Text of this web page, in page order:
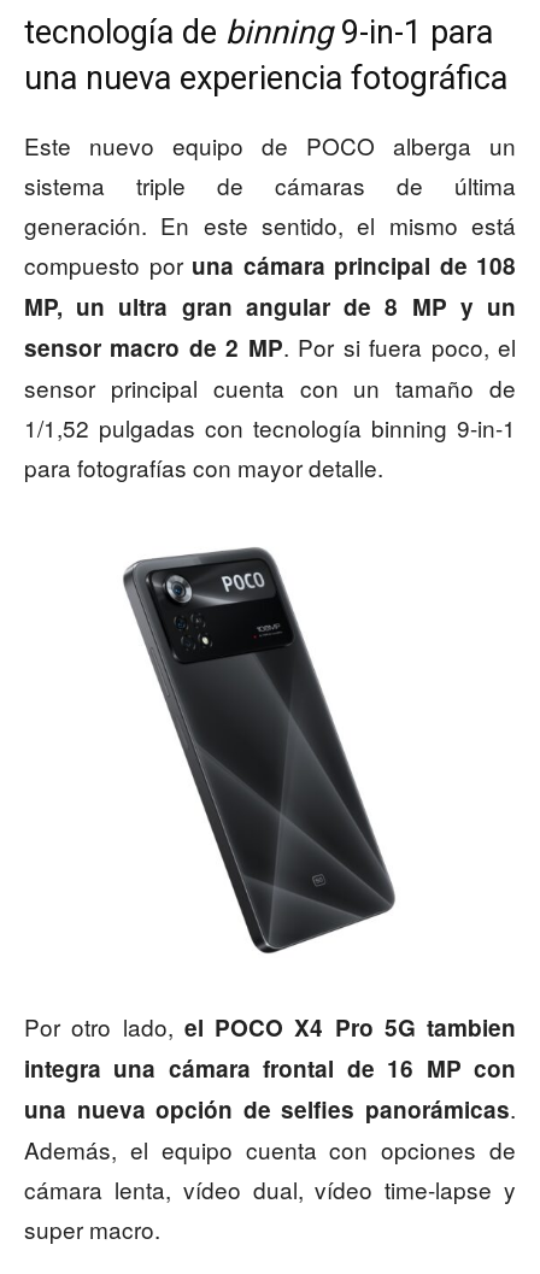
tecnología de binning9-in-1 para
una nueva experiencia fotográfica
Este nuevo equipo de POCO alberga un
sistema triple de cámaras de última
generación. En este sentido, el mismo está
compuesto por una cámara principal de 108
MP, un ultra gran angular de 8 MP y un
sensor macro de 2 MP. Por si fuera poco, el
sensor principal cuenta con un tamaño de
1/1,52 pulgadas con tecnología binning 9-in-1
para fotografías con mayor detalle.
Por otro lado, el POCO X4 Pro 5G tambien
integra una cámara frontal de 16 MP con
una nueva opción de selfies panorámicas.
Además, el equipo cuenta con opciones de
cámara lenta, vídeo dual, vídeo time-lapse y
super macro.